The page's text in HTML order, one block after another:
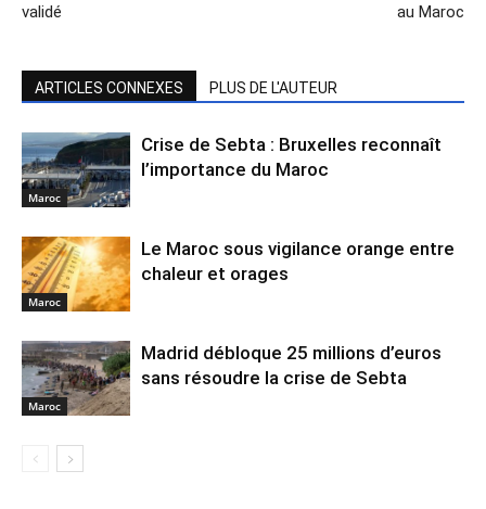
validé au Maroc
ARTICLES CONNEXES PLUS DE L'AUTEUR
Maroc
Crise de Sebta : Bruxelles reconnaît
l’importance du Maroc
Maroc
Le Maroc sous vigilance orange entre
chaleur et orages
Maroc
Madrid débloque 25 millions d’euros
sans résoudre la crise de Sebta